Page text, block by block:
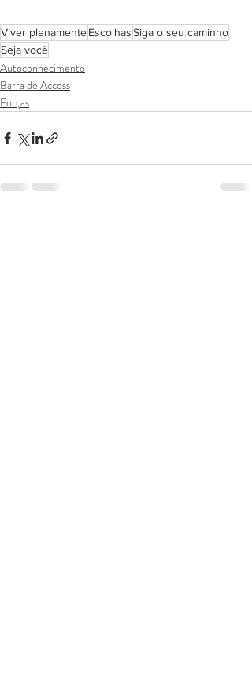
Viver plenamenteEscolhasSiga o seu caminho
Seja você
Autoconhecimento
Barra de Access
Forças